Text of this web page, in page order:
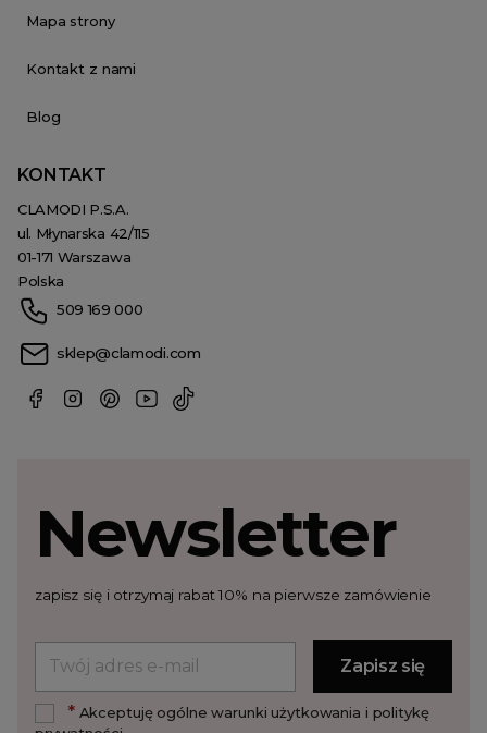
Mapa strony
Kontakt z nami
Blog
KONTAKT
CLAMODI P.S.A.
ul. Młynarska 42/115
01-171 Warszawa
Polska
509 169 000
sklep@clamodi.com
Newsletter
zapisz się i otrzymaj rabat 10% na pierwsze zamówienie
*Akceptuję ogólne warunki użytkowania i politykę